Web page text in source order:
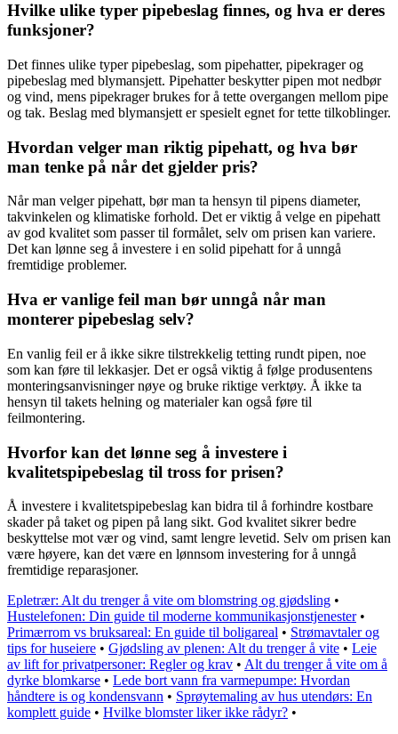
Hvilke ulike typer pipebeslag finnes, og hva er deres
funksjoner?
Det finnes ulike typer pipebeslag, som pipehatter, pipekrager og
pipebeslag med blymansjett. Pipehatter beskytter pipen mot nedbør
og vind, mens pipekrager brukes for å tette overgangen mellom pipe
og tak. Beslag med blymansjett er spesielt egnet for tette tilkoblinger.
Hvordan velger man riktig pipehatt, og hva bør
man tenke på når det gjelder pris?
Når man velger pipehatt, bør man ta hensyn til pipens diameter,
takvinkelen og klimatiske forhold. Det er viktig å velge en pipehatt
av god kvalitet som passer til formålet, selv om prisen kan variere.
Det kan lønne seg å investere i en solid pipehatt for å unngå
fremtidige problemer.
Hva er vanlige feil man bør unngå når man
monterer pipebeslag selv?
En vanlig feil er å ikke sikre tilstrekkelig tetting rundt pipen, noe
som kan føre til lekkasjer. Det er også viktig å følge produsentens
monteringsanvisninger nøye og bruke riktige verktøy. Å ikke ta
hensyn til takets helning og materialer kan også føre til
feilmontering.
Hvorfor kan det lønne seg å investere i
kvalitetspipebeslag til tross for prisen?
Å investere i kvalitetspipebeslag kan bidra til å forhindre kostbare
skader på taket og pipen på lang sikt. God kvalitet sikrer bedre
beskyttelse mot vær og vind, samt lengre levetid. Selv om prisen kan
være høyere, kan det være en lønnsom investering for å unngå
fremtidige reparasjoner.
Epletrær: Alt du trenger å vite om blomstring og gjødsling •
Hustelefonen: Din guide til moderne kommunikasjonstjenester•
Primærrom vs bruksareal: En guide til boligareal • Strømavtaler og
tips for huseiere • Gjødsling av plenen: Alt du trenger å vite • Leie
av lift for privatpersoner: Regler og krav • Alt du trenger å vite om å
dyrke blomkarse • Lede bort vann fra varmepumpe: Hvordan
håndtere is og kondensvann • Sprøytemaling av hus utendørs: En
komplett guide • Hvilke blomster liker ikke rådyr? •